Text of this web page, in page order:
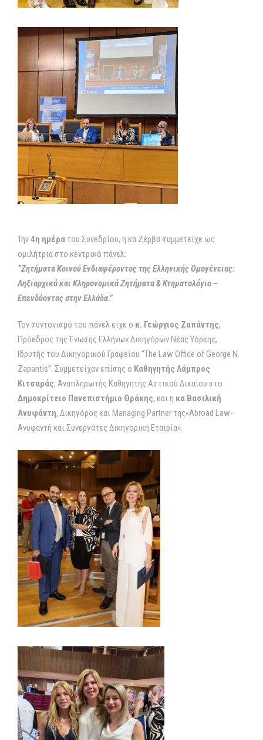
Την4η ημέρατου Συνεδρίου, η κα Ζέρβα συμμετείχε ως
ομιλήτρια στο κεντρικό πάνελ:
“Ζητήματα Κοινού Ενδιαφέροντος της Ελληνικής Ομογένειας:
Ληξιαρχικά και Κληρονομικά Ζητήματα & Κτηματολόγιο –
Επενδύοντας στην Ελλάδα.”
Τον συντονισμό του πάνελ είχε ο κ. Γεώργιος Ζαπάντης,
Πρόεδρος της Ένωσης Ελλήνων Δικηγόρων Νέας Υόρκης,
Ιδρυτής του Δικηγορικού Γραφείου “The Law Office of George N.
Zapantis”. Συμμετείχαν επίσης ο Καθηγητής Λάμπρος
Κιτσαράς, Αναπληρωτής Καθηγητής Αστικού Δικαίου στο
Δημοκρίτειο Πανεπιστήμιο Θράκης, και η κα Βασιλική
Ανυφάντη, Δικηγόρος και Managing Partner της«Abroad Law-
Ανυφαντή και Συνεργάτες Δικηγορική Εταιρία».